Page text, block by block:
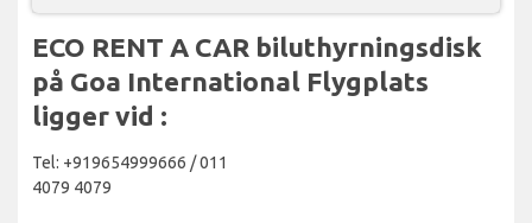
ECO RENT A CAR biluthyrningsdisk
på Goa International Flygplats
ligger vid :
Tel: +919654999666 / 011
4079 4079